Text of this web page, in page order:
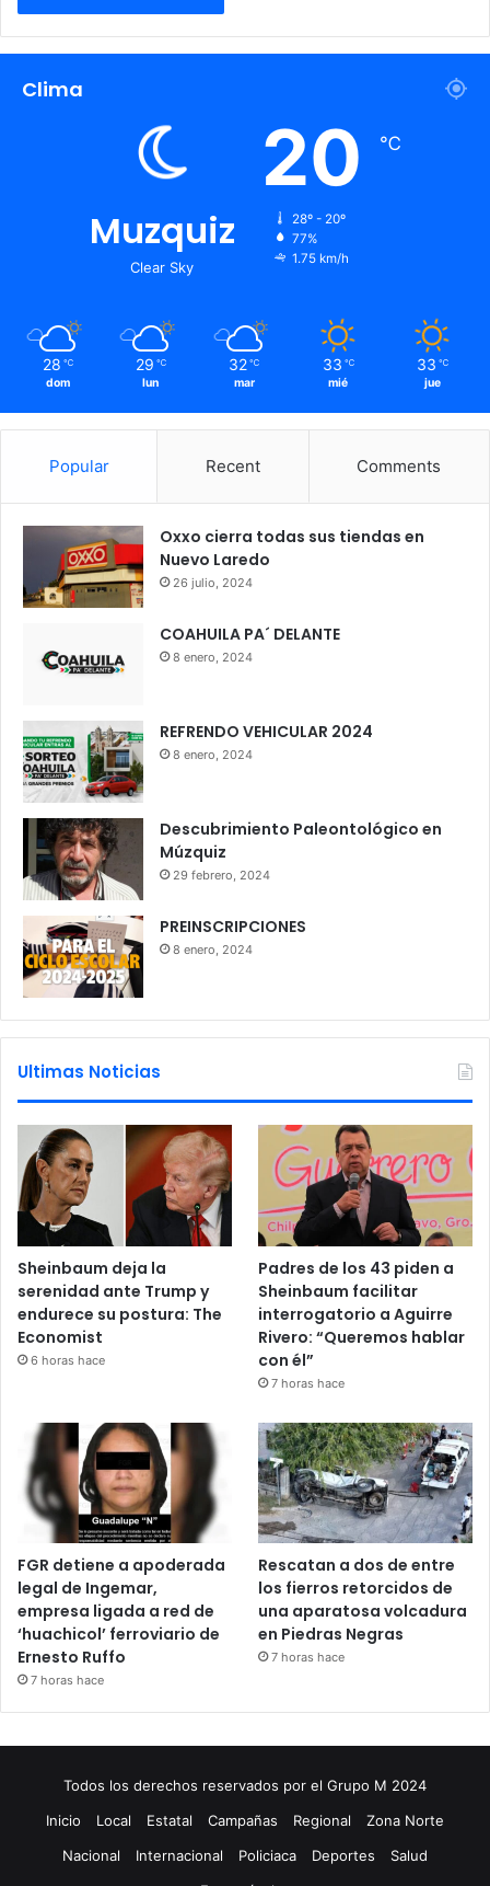
Clima
Muzquiz
Clear Sky
20 ℃
28º - 20º
77%
1.75 km/h
28 ℃
dom
29 ℃
lun
32 ℃
mar
33 ℃
mié
33 ℃
jue
Popular Recent Comments
Oxxo cierra todas sus tiendas en
Nuevo Laredo
26 julio, 2024
COAHUILA PA´ DELANTE
8 enero, 2024
REFRENDO VEHICULAR 2024
8 enero, 2024
Descubrimiento Paleontológico en
Múzquiz
29 febrero, 2024
PREINSCRIPCIONES
8 enero, 2024
Ultimas Noticias
Sheinbaum deja la
serenidad ante Trump y
endurece su postura: The
Economist
6 horas hace
Padres de los 43 piden a
Sheinbaum facilitar
interrogatorio a Aguirre
Rivero: “Queremos hablar
con él”
7 horas hace
FGR detiene a apoderada
legal de Ingemar,
empresa ligada a red de
‘huachicol’ ferroviario de
Ernesto Ruffo
7 horas hace
Rescatan a dos de entre
los fierros retorcidos de
una aparatosa volcadura
en Piedras Negras
7 horas hace
Todos los derechos reservados por el Grupo M 2024
Inicio
Local Estatal Campañas Regional
Zona Norte
Nacional
Internacional Policiaca Deportes
Salud